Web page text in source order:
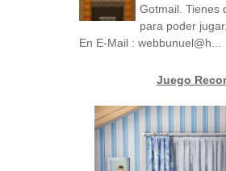
Gotmail. Tienes
para poder
En E-Mail : webbunuel@h...
Juego